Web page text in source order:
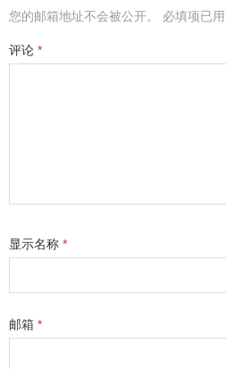
您的邮箱地址不会被公开。 必填项已用
评论 *
显示名称 *
邮箱 *